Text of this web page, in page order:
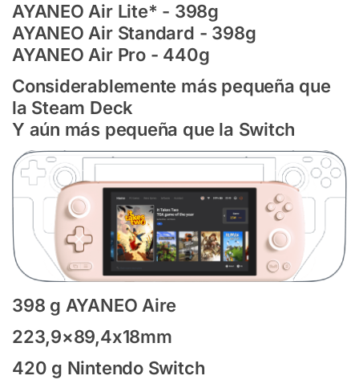
AYANEO Air Lite* - 398g
AYANEO Air Standard - 398g
AYANEO Air Pro - 440g
Considerablemente más pequeña que
la Steam Deck
Y aún más pequeña que la Switch
398 g AYANEO Aire
223,9×89,4x18mm
420 g Nintendo Switch